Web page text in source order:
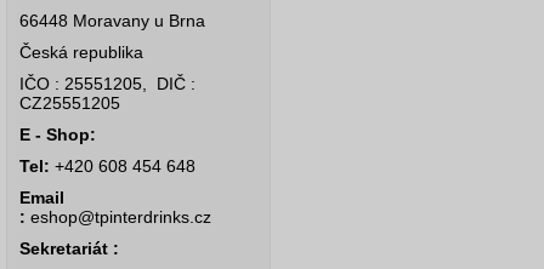
66448 Moravany u Brna
Česká republika
IČO : 25551205, DIČ :
CZ25551205
E - Shop:
Tel: +420 608 454 648
Email
: eshop@tpinterdrinks.cz
Sekretariát :